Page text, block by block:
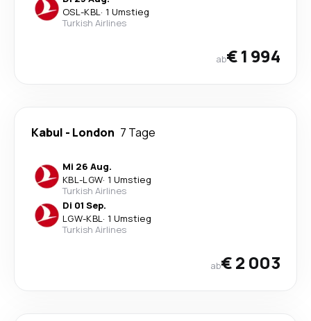
OSL-KBL· 1 Umstieg
Turkish Airlines
ab€ 1 994
Kabul - London 7 Tage
Mi 26 Aug.
KBL-LGW· 1 Umstieg
Turkish Airlines
Di 01 Sep.
LGW-KBL· 1 Umstieg
Turkish Airlines
ab€ 2 003